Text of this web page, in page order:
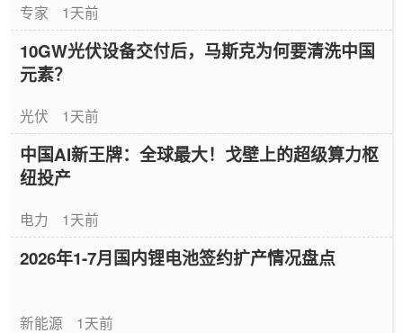
专家 1天前
10GW光伏设备交付后，马斯克为何要清洗中国
元素？
光伏 1天前
中国AI新王牌：全球最大！戈壁上的超级算力枢
纽投产
电力 1天前
2026年1-7月国内锂电池签约扩产情况盘点
新能源 1天前